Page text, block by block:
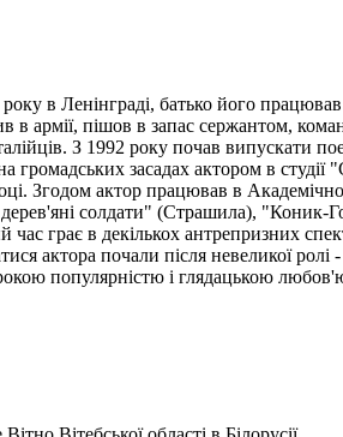
в Ленінграді, батько його
в армії, пішов в запас сержантом,
З 1992 року почав випускати
засадах актором в
Згодом актор працював в
солдати" (Страшила), "Коник-
час грає в декількох антрепризних
актора почали після невеликої
популярністю і глядацькою